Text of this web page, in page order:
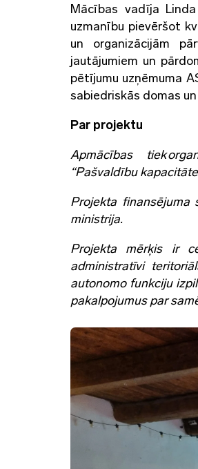
Mācības vadīja
uzmanību pievēršot
un organizācijām
jautājumiem un
pētījumu uzņēmuma
sabiedriskās domas
Par projektu
Apmācības tiek
“Pašvaldību
Projekta finansējuma
ministrija.
Projekta mērķis ir
administratīvi
autonomo funkciju
pakalpojumus par